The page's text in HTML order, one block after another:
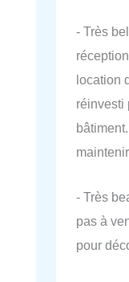
- Très
location
réinvesti
- Très
pas à
pour